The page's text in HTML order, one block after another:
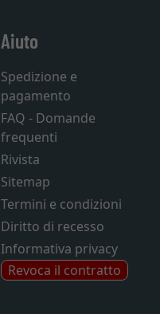
Aiuto
Spedizione e
pagamento
FAQ - Domande
frequenti
Rivista
Sitemap
Termini e condizioni
Diritto di recesso
Informativa privacy
Revoca il contratto